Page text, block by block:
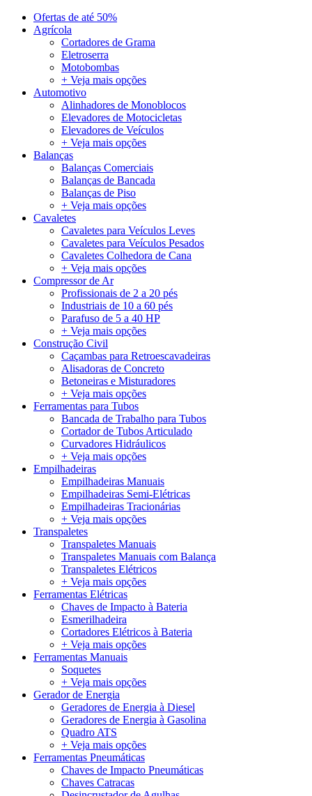
Ofertas de até 50%
Agrícola
Cortadores de Grama
Eletroserra
Motobombas
+ Veja mais opções
Automotivo
Alinhadores de Monoblocos
Elevadores de Motocicletas
Elevadores de Veículos
+ Veja mais opções
Balanças
Balanças Comerciais
Balanças de Bancada
Balanças de Piso
+ Veja mais opções
Cavaletes
Cavaletes para Veículos Leves
Cavaletes para Veículos Pesados
Cavaletes Colhedora de Cana
+ Veja mais opções
Compressor de Ar
Profissionais de 2 a 20 pés
Industriais de 10 a 60 pés
Parafuso de 5 a 40 HP
+ Veja mais opções
Construção Civil
Caçambas para Retroescavadeiras
Alisadoras de Concreto
Betoneiras e Misturadores
+ Veja mais opções
Ferramentas para Tubos
Bancada de Trabalho para Tubos
Cortador de Tubos Articulado
Curvadores Hidráulicos
+ Veja mais opções
Empilhadeiras
Empilhadeiras Manuais
Empilhadeiras Semi-Elétricas
Empilhadeiras Tracionárias
+ Veja mais opções
Transpaletes
Transpaletes Manuais
Transpaletes Manuais com Balança
Transpaletes Elétricos
+ Veja mais opções
Ferramentas Elétricas
Chaves de Impacto à Bateria
Esmerilhadeira
Cortadores Elétricos à Bateria
+ Veja mais opções
Ferramentas Manuais
Soquetes
+ Veja mais opções
Gerador de Energia
Geradores de Energia à Diesel
Geradores de Energia à Gasolina
Quadro ATS
+ Veja mais opções
Ferramentas Pneumáticas
Chaves de Impacto Pneumáticas
Chaves Catracas